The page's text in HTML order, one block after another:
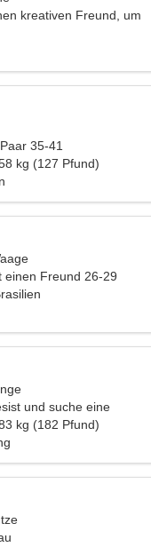
kreativen Freund, um
35-41
kg (127 Pfund)
einen Freund 26-29
und suche eine
kg (182 Pfund)